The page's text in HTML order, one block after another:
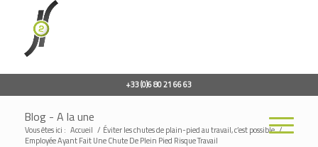
+33 (0)6 80 21 66 63
Blog - A la une
Vous êtes ici : Accueil / Éviter les chutes de plain-pied au travail, c’est possible /
Employée Ayant Fait Une Chute De Plein Pied Risque Travail